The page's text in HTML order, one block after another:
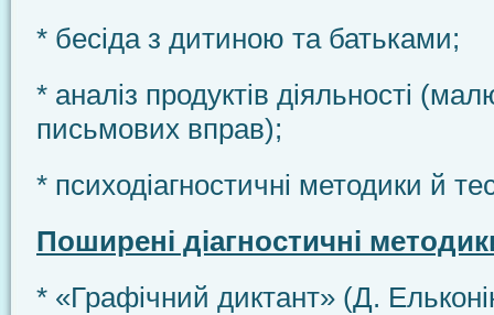
* бесіда з дитиною та батьками;
* аналіз продуктів діяльності
письмових вправ);
* психодіагностичні методики й
Поширені діагностичні
* «Графічний диктант» (Д.